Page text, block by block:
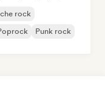
rock
Punk rock